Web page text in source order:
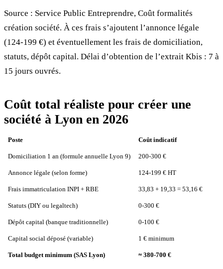
Source : Service Public Entreprendre, Coût formalités
création société. À ces frais s’ajoutent l’annonce légale
(124-199 €) et éventuellement les frais de domiciliation,
statuts, dépôt capital. Délai d’obtention de l’extrait Kbis : 7 à
15 jours ouvrés.
Coût total réaliste pour créer une
société à Lyon en 2026
Poste Coût indicatif
Domiciliation 1 an (formule annuelle Lyon 9) 200-300 €
Annonce légale (selon forme) 124-199 € HT
Frais immatriculation INPI + RBE 33,83 + 19,33 = 53,16 €
Statuts (DIY ou legaltech) 0-300 €
Dépôt capital (banque traditionnelle) 0-100 €
Capital social déposé (variable) 1 € minimum
Total budget minimum (SAS Lyon) ≈ 380-700 €